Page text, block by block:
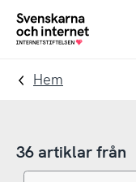
Till
navigation
Till
innehåll
To
Hem
36 artiklar från